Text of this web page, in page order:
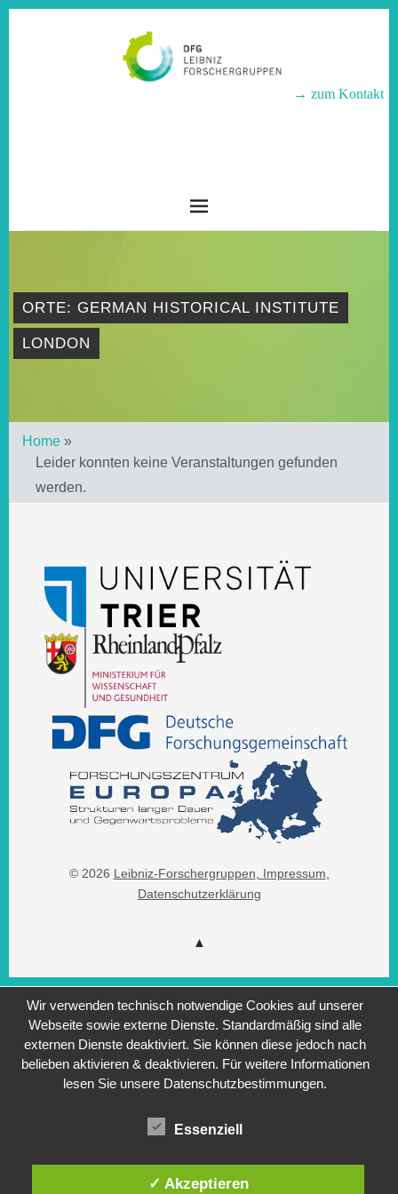
→ zum Kontakt
ORTE: GERMAN HISTORICAL INSTITUTE
LONDON
Home »
Leider konnten keine Veranstaltungen gefunden
werden.
© 2026 Leibniz-Forschergruppen, Impressum,
Datenschutzerklärung
Wir verwenden technisch notwendige Cookies auf unserer
Webseite sowie externe Dienste. Standardmäßig sind alle
externen Dienste deaktiviert. Sie können diese jedoch nach
belieben aktivieren & deaktivieren. Für weitere Informationen
lesen Sie unsere Datenschutzbestimmungen.
Essenziell
✓ Akzeptieren